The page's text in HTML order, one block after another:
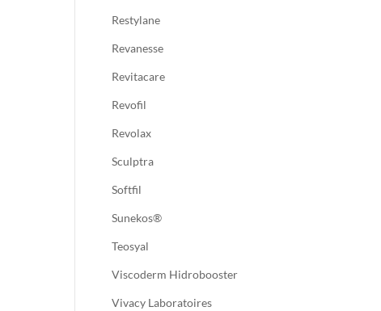
Restylane
Revanesse
Revitacare
Revofil
Revolax
Sculptra
Softfil
Sunekos®
Teosyal
Viscoderm Hidrobooster
Vivacy Laboratoires